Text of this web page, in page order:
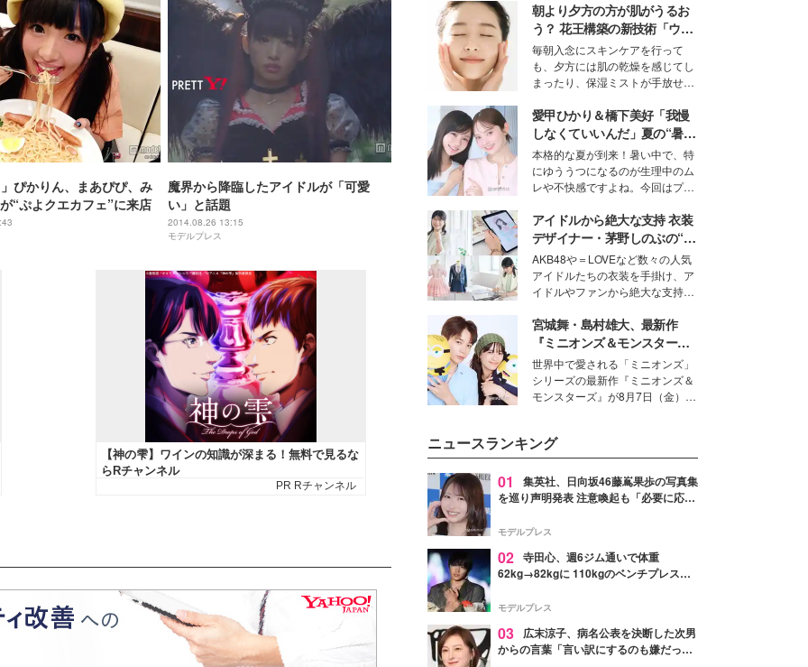
ぴかりん、まあぴぴ、み
“ぷよクエカフェ”に来店
魔界から降臨したアイドルが「可愛
い」と話題
2014.08.26 13:15
モデルプレス
ションの完成度を高めるベースと
して、“髪そのものの美しさ”に改
めて注目する人が増えている様
子。今回は、そんな憧れの艶やか
な髪を日常で叶える、美容好きの
女性たちのヘアケア事情を紹介し
ます。
朝より夕方の方が肌がうるお
う？ 花王構築の新技術「ウォ
ーターキャプチャリングスキ
ン（捕水肌）」がスキンケア
の常識を変える予感
毎朝入念にスキンケアを行って
も、夕方には肌の乾燥を感じてし
まったり、保湿ミストが手放せな
な美容の常識を大きく変える可能
性を秘めた、革新的な「Water
Capturing Skin（ウォーターキャ
プチャリングスキン：捕水肌）」
技術を、花王が構築した。
愛甲ひかり＆橋下美好「我慢
しなくていいんだ」夏の“暑さ
対策”の新しい選択肢とは？
本格的な夏が到来！暑い中で、特
にゆううつになるのが生理中のム
レや不快感ですよね。今回はプラ
モデル・愛甲ひかりさんと橋下美
好さんを迎えて本音で女子会トー
ク。猛暑のお出かけを快適に過ご
すヒントや、2人が感動した夏の
生理の新常識にも迫りました。
アイドルから絶大な支持 衣装
デザイナー・茅野しのぶの“可
愛い”を作る美学＜「シチズン
クロスシー」インタビュー＞
AKB48や＝LOVEなど数々の人気
アイドルたちの衣装を手掛け、ア
イドルやファンから絶大な支持を
取締役兼クリエイティブディレク
ター・茅野しのぶ。一人ひとりの
個性に寄り添い、魅力を引き出す
衣装作りは、多くの女性たちに勇
気と自信を与え続けている。
宮城舞・島村雄大、最新作
『ミニオンズ＆モンスター
ズ』の魅力熱弁 ハチャメチャ
だけじゃない“友情と絆”に感
動
世界中で愛される「ミニオンズ」
シリーズの最新作『ミニオンズ＆
モンスターズ』が8月7日（金）に
デルの宮城舞と島村雄大の特別対
談をお届け！それぞれの視点か
ら、今作ならではの魅力や予想外
の感動をもたらす奥深いストーリ
た。
ニュースランキング
01
集英社、日向坂46藤嶌果歩の写真集
を巡り声明発表 注意喚起も「必要に応じ
モデルプレス
02 寺田心、週6ジム通いで体重
62kg→82kgに 110kgのベンチプレス持
「かっこいい」と反響
モデルプレス
03
広末涼子、病名公表を決断した次男
からの言葉「言い訳にするのも嫌だっ